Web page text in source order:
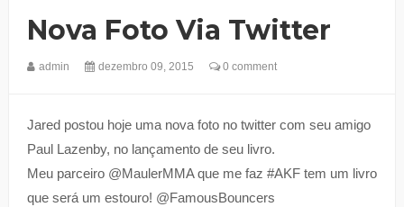
Nova Foto Via Twitter
admin dezembro 09, 2015 0 comment
Jared postou hoje uma nova foto no twitter com seu amigo
Paul Lazenby, no lançamento de seu livro.
Meu parceiro @MaulerMMA que me faz #AKF tem um livro
que será um estouro! @FamousBouncers